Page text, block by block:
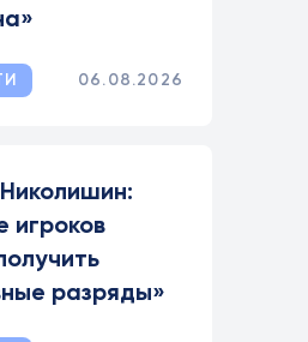
06.08.2026
игроков
разряды»